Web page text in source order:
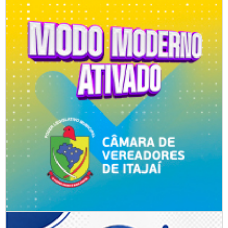
06/08/2026 | 07:00
Entrega dos kits para ambulantes do programa "Amigo do
Turista" inicia após emissão dos alvarás
04/12/2025 | 17:31
Chegada do Cruzeiro Costa Diadema abre a temporada de
cruzeiros de Itajaí
04/12/2025 | 08:27
Balneário Piçarras inicia construção do Roteiro Agroturístico
com primeira reunião do projeto
03/12/2025 | 17:52
BC Convention divulga campeões da Room Tax 2025,
contribuição espontânea para o turismo
03/12/2025 | 14:38
Itajaí abre oficialmente a temporada de cruzeiros nesta
quinta-feira (4) recebendo quase 4 mil passageiros
02/12/2025 | 11:14
Última turma do Descobrindo b=Bombinhas 2025 tem